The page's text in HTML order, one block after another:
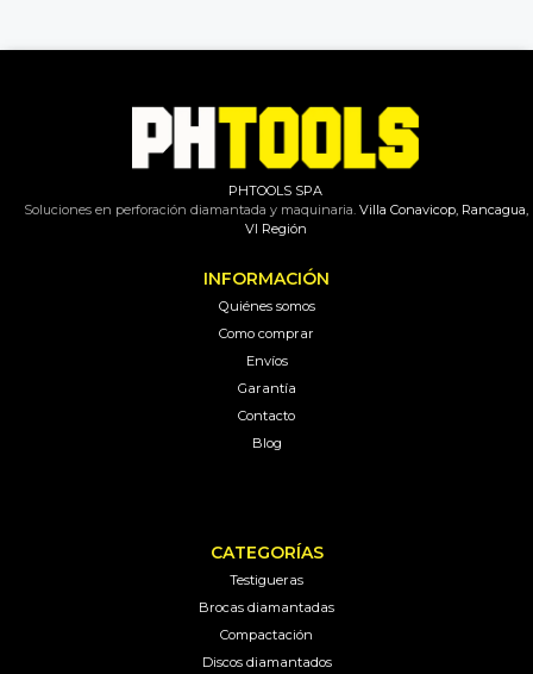
PHTOOLS SPA
Soluciones en perforación diamantada y maquinaria.Villa Conavicop, Rancagua,
VI Región
INFORMACIÓN
Quiénes somos
Como comprar
Envíos
Garantía
Contacto
Blog
CATEGORÍAS
Testigueras
Brocas diamantadas
Compactación
Discos diamantados